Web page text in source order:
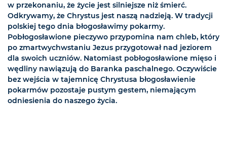
w przekonaniu, że życie jest silniejsze niż śmierć.
Odkrywamy, że Chrystus jest naszą nadzieją. W tradycji
polskiej tego dnia błogosławimy pokarmy.
Pobłogosławione pieczywo przypomina nam chleb, który
po zmartwychwstaniu Jezus przygotował nad jeziorem
dla swoich uczniów. Natomiast pobłogosławione mięso i
wędliny nawiązują do Baranka paschalnego. Oczywiście
bez wejścia w tajemnicę Chrystusa błogosławienie
pokarmów pozostaje pustym gestem, niemającym
odniesienia do naszego życia.